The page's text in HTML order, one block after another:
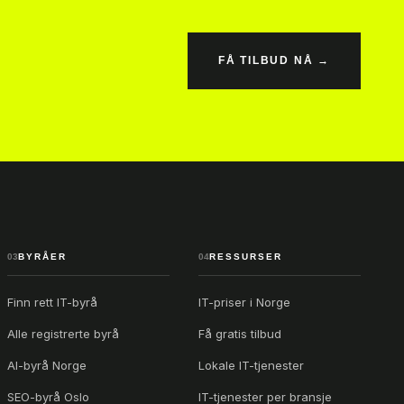
FÅ TILBUD NÅ →
03BYRÅER
Finn rett IT-byrå
Alle registrerte byrå
AI-byrå Norge
SEO-byrå Oslo
04RESSURSER
IT-priser i Norge
Få gratis tilbud
Lokale IT-tjenester
IT-tjenester per bransje